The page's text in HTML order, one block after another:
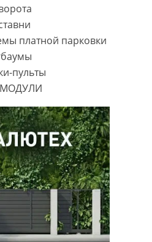
платной парковки
пульты
МОДУЛИ